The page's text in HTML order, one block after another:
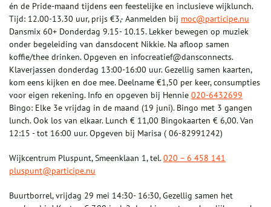
én de Pride-maand tijdens een feestelijke en inclusieve wijklunch.
Tijd: 12.00-13.30 uur, prijs €3,- Aanmelden bij moc@participe.nu
Dansmix 60+ Donderdag 9.15- 10.15. Lekker bewegen op muziek
onder begeleiding van dansdocent Nikkie. Na afloop samen
koffie/thee drinken. Opgeven en infocreatief@dansconnects.
Klaverjassen donderdag 13:00-16:00 uur. Gezellig samen kaarten,
kom eens kijken en doe mee. Deelname €1,50 per keer, consumpties
voor eigen rekening. Info en opgeven bij Hennie 020-6432699
Bingo: Elke 3e vrijdag in de maand (19 juni). Bingo met 3 gangen
lunch. Ook los van elkaar. Lunch € 11,00 Bingokaarten € 6,00. Van
12:15 - tot 16:00 uur. Opgeven bij Marisa ( 06-82991242)
Wijkcentrum Pluspunt, Smeenklaan 1, tel.020 – 6 458 141
pluspunt@participe.nu
Buurtborrel, vrijdag 29 mei 14:30- 16:30, Gezellig samen het